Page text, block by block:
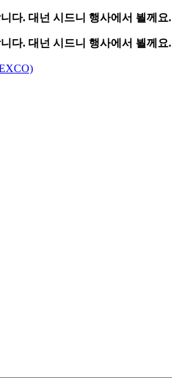
다. 대넌 시드니 행사에서 뵐께요.
다. 대넌 시드니 행사에서 뵐께요.